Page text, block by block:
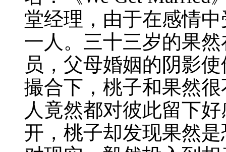
堂经理，由于在感情
一人。三十三岁的果
员，父母婚姻的阴影
撮合下，桃子和果然
人竟然都对彼此留下
开，桃子却发现果然